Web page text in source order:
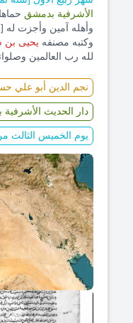
الأشرفية بدمشق
وأهله آمين وأجزت له
وكتبه مصنفه يحيى بن
لله رب العالمين
نجم الدين أبو علي
دار الحديث
يوم الخميس الثالث